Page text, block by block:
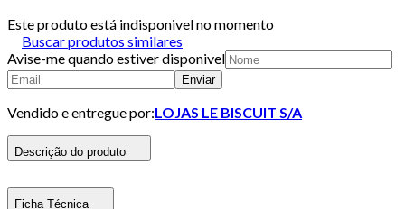
Este produto está indisponivel no momento
Buscar produtos similares
Avise-me quando estiver disponivel
Enviar
Vendido e entregue por:LOJAS LE BISCUIT S/A
Descrição do produto
Ficha Técnica